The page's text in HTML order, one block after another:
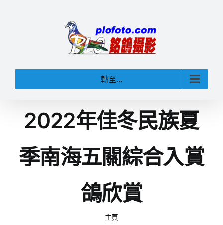
轉至...
2022年佳冬民族夏
季南海五關綜合入賞
鴿欣賞
主頁